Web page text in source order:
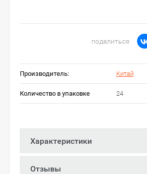
поделиться
Производитель: Китай
Количество в упаковке 24
Характеристики
Отзывы